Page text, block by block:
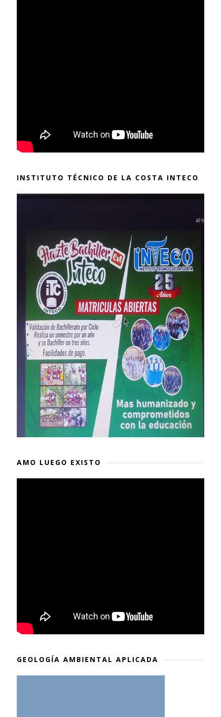
INSTITUTO TÉCNICO DE LA COSTA INTECO
AMO LUEGO EXISTO
GEOLOGÍA AMBIENTAL APLICADA